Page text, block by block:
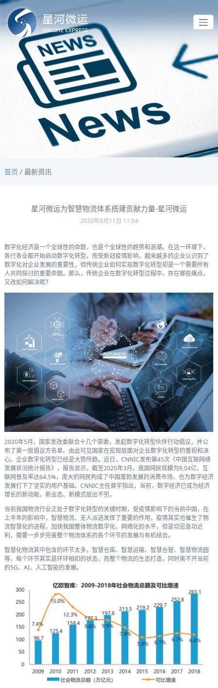
首页 / 最新资讯
星河微运为智慧物流体系搭建贡献力量-星河微运
2020年8月11日 11:54
数字化经济是一个全球性的命题，也是个全球性的趋势和浪潮。在这一环境下，
各行各业都开始启动数字化转型。而受新冠疫情影响，越来越多的企业认识到了
数字化对企业发展的重要性，但传统企业如何实现数字化转型却是一个需要所有
人共同探讨的重要命题。那么，传统企业在数字化转型过程中，存在哪些痛点，
又改如何解决呢？
2020年5月，国家发改委联合十几个部委，发起数字化转型伙伴行动倡议，并公
布了第一批倡议方名单。由此可见国家在宏观层面对企业数字化转型的重视和决
心。企业数字化转型已经是大势所趋。近日，CNNIC发布第45次《中国互联网络
发展状况统计报告》，报告显示，截至2020年3月，我国网民规模为9.04亿，互
联网普及率达64.5%，庞大的网民构成了中国蓬勃发展的消费市场，也为数字经济
发展打下了坚实的用户基础。CNNIC主任曾宇指出，当前，数字经济已成为经济
增长的新动能，新业态、新模式层出不穷。
当前我国物流行业正处于数字化转型的关键时期，受疫情影响下的当前中国，在
上半年的影响中，智慧物流、无人派送发挥了重要的作用，疫情其实也催生了物
流智慧化的进程，加快我国整体物流数字化、网络化的水平，但是切忌急功近
利，需要一步步完善整个物流体系的各个环节的发展与有机结合。
智慧化物流其中包含的环节太多，智慧仓库、智慧运输、智慧仓管、智慧物流园
等，每个环节其实是环环相扣的状态，而整个物流的生态打造，同时离不开当前
的5G、AI、人工智能的发展。